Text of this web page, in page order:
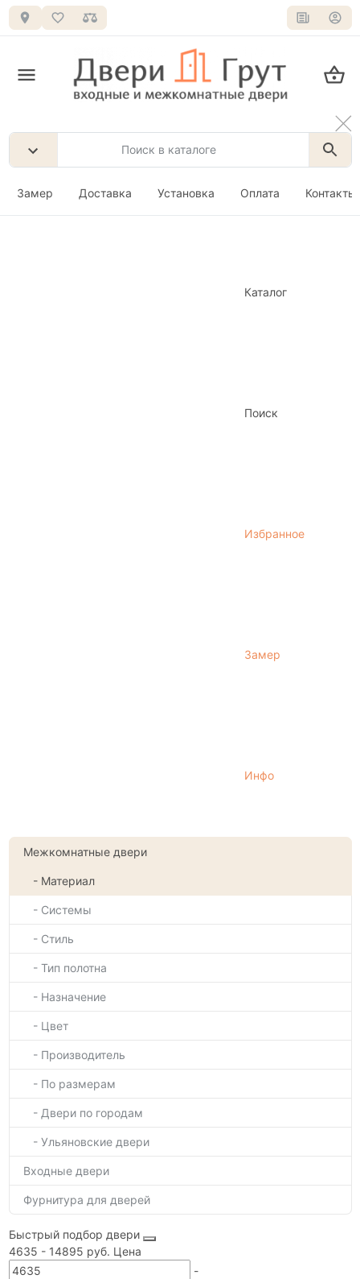
Замер Доставка Установка Оплата Контакты
Каталог
Поиск
Избранное
Замер
Инфо
Межкомнатные двери
- Материал
- Системы
- Стиль
- Тип полотна
- Назначение
- Цвет
- Производитель
- По размерам
- Двери по городам
- Ульяновские двери
Входные двери
Фурнитура для дверей
Быстрый подбор двери
4635 - 14895 руб. Цена
-